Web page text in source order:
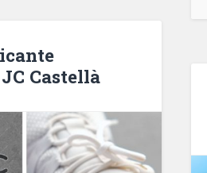
Castellà